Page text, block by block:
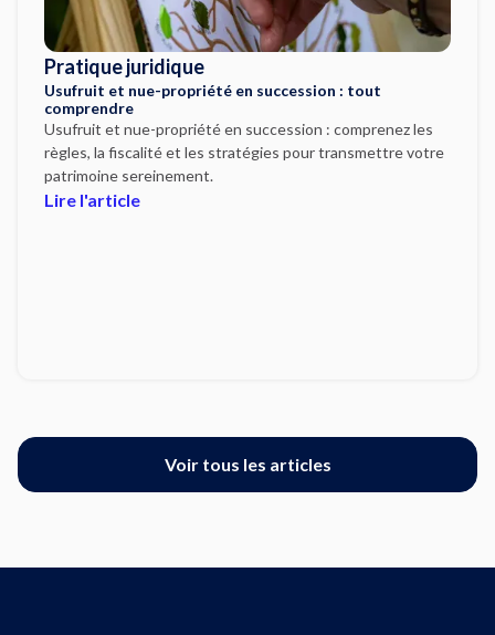
Pratique juridique
Usufruit et nue-propriété en succession : tout
comprendre
Usufruit et nue-propriété en succession : comprenez les
règles, la fiscalité et les stratégies pour transmettre votre
patrimoine sereinement.
Lire l'article
Voir tous les articles